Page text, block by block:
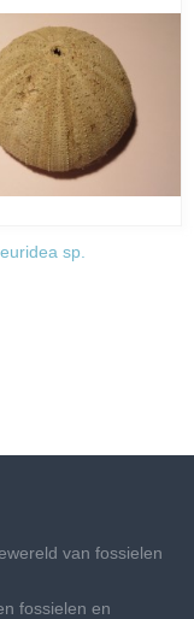
sp.
van fossielen
fossielen en